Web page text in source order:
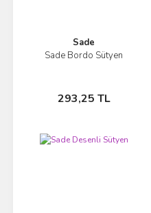
Sade
Sade Bordo Sütyen
293,25 TL
İncele
Sepete Ekle